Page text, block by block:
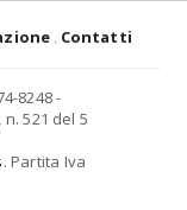
Contatti
8248 -
521 del 5
. Partita Iva